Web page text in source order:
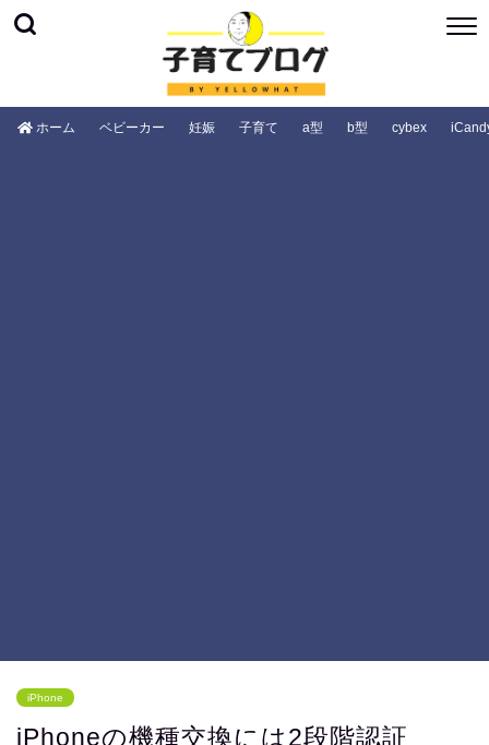
ホーム ベビーカー 妊娠 子育て a型 b型 cybex
iPhone
iPhoneの機種交換には2段階認証